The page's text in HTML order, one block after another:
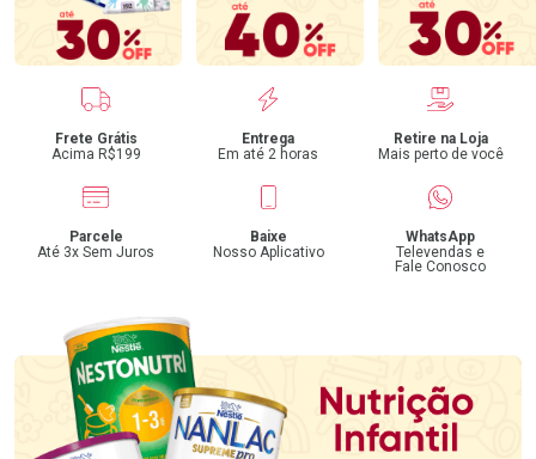
Benefícios
Frete Grátis
Acima R$199
Entrega
Em até 2 horas
Retire na Loja
Mais perto de você
Parcele
Até 3x Sem Juros
Baixe
Nosso Aplicativo
WhatsApp
Televendas e
Fale Conosco